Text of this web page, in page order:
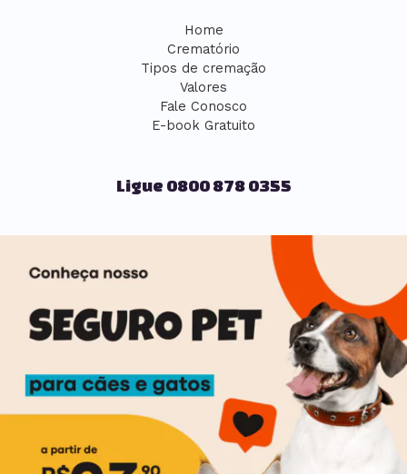
Home
Crematório
Tipos de cremação
Valores
Fale Conosco
E-book Gratuito
Ligue 0800 878 0355